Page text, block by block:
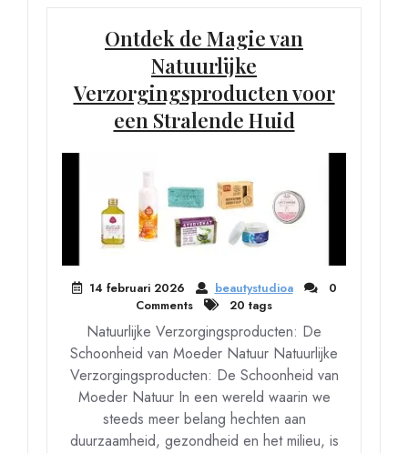
Ontdek de Magie van
Natuurlijke
Verzorgingsproducten voor
een Stralende Huid
14 februari 2026 beautystudioa
0
Comments
20 tags
Natuurlijke Verzorgingsproducten: De
Schoonheid van Moeder Natuur Natuurlijke
Verzorgingsproducten: De Schoonheid van
Moeder Natuur In een wereld waarin we
steeds meer belang hechten aan
duurzaamheid, gezondheid en het milieu, is